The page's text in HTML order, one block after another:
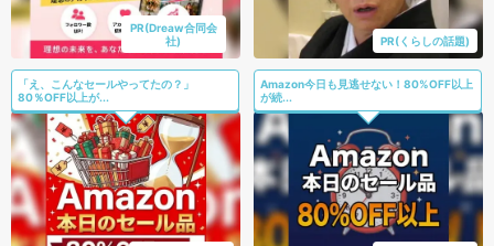
PR(Dreaw合同会
社)
PR(くらしの話題)
「え、こんなセールやってたの？」
80％OFF以上が...
Amazon今日も見逃せない！80%OFF以上
が続...